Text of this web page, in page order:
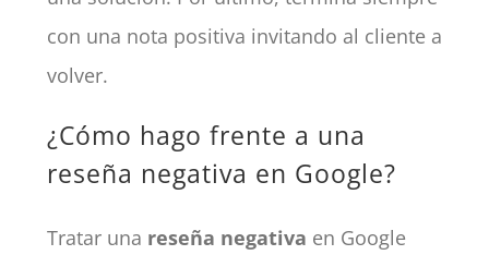
con una nota positiva invitando al cliente a
volver.
¿Cómo hago frente a una
reseña negativa en Google?
Tratar una reseña negativa en Google